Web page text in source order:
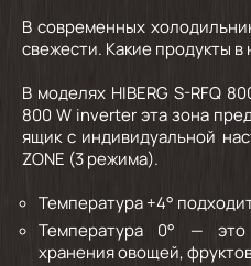
В современных
свежести. Какие продукты в
В моделях HIBERG S-RFQ
800 W inverter эта зона
ящик с индивидуальной
ZONE (3 режима).
Температура +4°
Температура 0° —
хранения овощей,